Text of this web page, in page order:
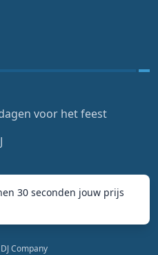
voor het feest
30 seconden jouw prijs
Company